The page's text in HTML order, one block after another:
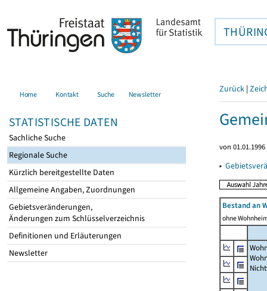
Home Kontakt Suche Newsletter
STATISTISCHE DATEN
Sachliche Suche
Regionale Suche
Kürzlich bereitgestellte Daten
Allgemeine Angaben, Zuordnungen
Gebietsveränderungen,
Änderungen zum Schlüsselverzeichnis
Definitionen und Erläuterungen
Newsletter
Zurück |
von
▸
Bestand an
ohne